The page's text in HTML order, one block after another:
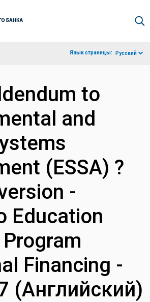
Язык страницы: Русский
to
and
(ESSA) ?
-
Education
Financing -
(Английский)